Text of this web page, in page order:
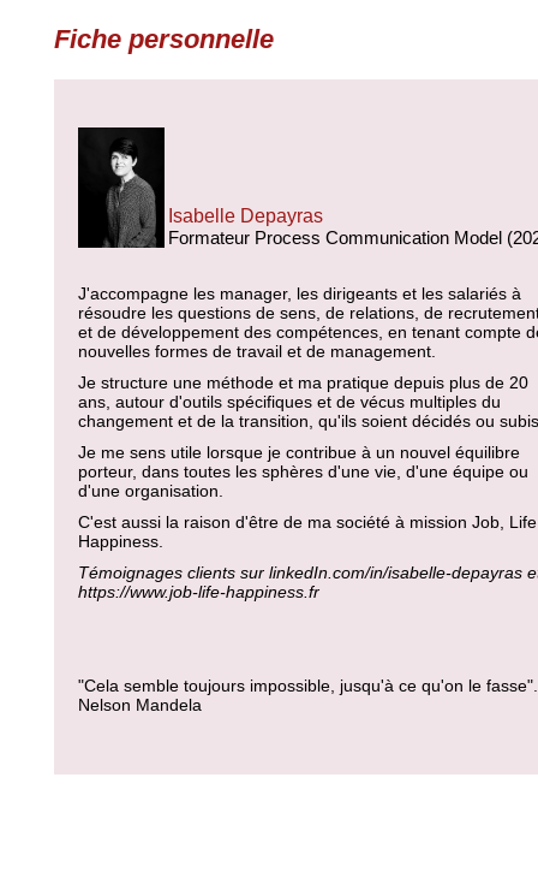
Fiche personnelle
Isabelle Depayras
Formateur Process Communication Model
J'accompagne les manager, les dirigeants et les salariés à
résoudre les questions de sens, de relations, de
et de développement des compétences, en tenant compte
nouvelles formes de travail et de management.
Je structure une méthode et ma pratique depuis plus de 20
ans, autour d'outils spécifiques et de vécus multiples du
changement et de la transition, qu'ils soient décidés ou
Je me sens utile lorsque je contribue à un nouvel équilibre
porteur, dans toutes les sphères d'une vie, d'une équipe ou
d'une organisation.
C'est aussi la raison d'être de ma société à mission Job,
Happiness.
Témoignages clients sur linkedIn.com/in/isabelle-depayras
https://www.job-life-happiness.fr
"Cela semble toujours impossible, jusqu'à ce qu'on le fasse".
Nelson Mandela